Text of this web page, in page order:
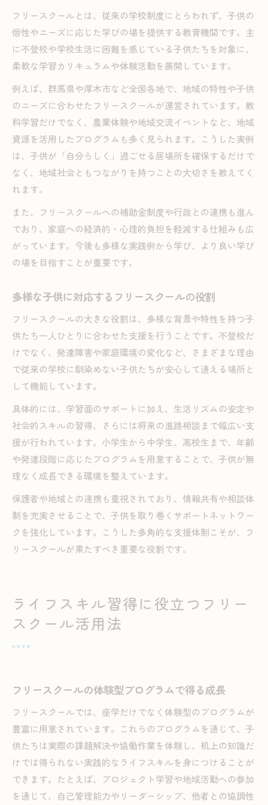
フリースクールとは、従来の学校制度にとらわれず、子供の
個性やニーズに応じた学びの場を提供する教育機関です。主
に不登校や学校生活に困難を感じている子供たちを対象に、
柔軟な学習カリキュラムや体験活動を展開しています。
例えば、群馬県や厚木市など全国各地で、地域の特性や子供
のニーズに合わせたフリースクールが運営されています。教
科学習だけでなく、農業体験や地域交流イベントなど、地域
資源を活用したプログラムも多く見られます。こうした実例
は、子供が「自分らしく」過ごせる居場所を確保するだけで
なく、地域社会ともつながりを持つことの大切さを教えてく
れます。
また、フリースクールへの補助金制度や行政との連携も進ん
でおり、家庭への経済的・心理的負担を軽減する仕組みも広
がっています。今後も多様な実践例から学び、より良い学び
の場を目指すことが重要です。
多様な子供に対応するフリースクールの役割
フリースクールの大きな役割は、多様な背景や特性を持つ子
供たち一人ひとりに合わせた支援を行うことです。不登校だ
けでなく、発達障害や家庭環境の変化など、さまざまな理由
で従来の学校に馴染めない子供たちが安心して通える場所と
して機能しています。
具体的には、学習面のサポートに加え、生活リズムの安定や
社会的スキルの習得、さらには将来の進路相談まで幅広い支
援が行われています。小学生から中学生、高校生まで、年齢
や発達段階に応じたプログラムを用意することで、子供が無
理なく成長できる環境を整えています。
保護者や地域との連携も重視されており、情報共有や相談体
制を充実させることで、子供を取り巻くサポートネットワー
クを強化しています。こうした多角的な支援体制こそが、フ
リースクールが果たすべき重要な役割です。
ライフスキル習得に役立つフリー
スクール活用法
フリースクールの体験型プログラムで得る成長
フリースクールでは、座学だけでなく体験型のプログラムが
豊富に用意されています。これらのプログラムを通じて、子
供たちは実際の課題解決や協働作業を体験し、机上の知識だ
けでは得られない実践的なライフスキルを身につけることが
できます。たとえば、プロジェクト学習や地域活動への参加
を通じて、自己管理能力やリーダーシップ、他者との協調性